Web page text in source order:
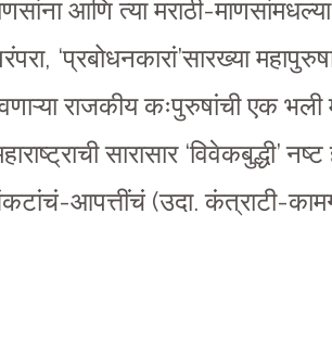
आणि त्या मराठी-
‘प्रबोधनकारां’सारख्या
राजकीय कःपुरुषांची एक भली
सारासार ‘विवेकबुद्धी’
आपत्तींचं (उदा. कंत्राटी-